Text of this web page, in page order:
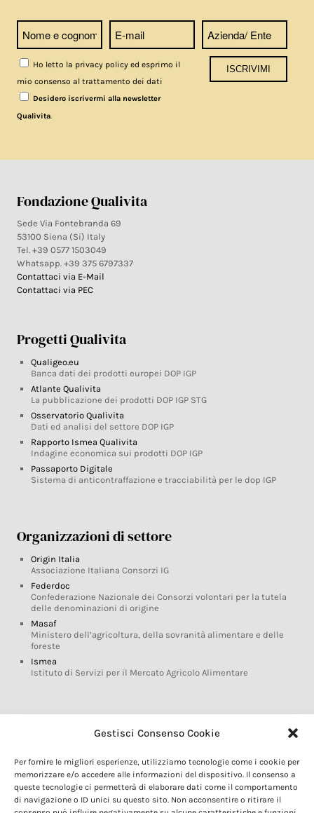
Gestisci Consenso Cookie
Per fornire le migliori esperienze, utilizziamo tecnologie come i cookie per
memorizzare e/o accedere alle informazioni del dispositivo. Il consenso a
queste tecnologie ci permetterà di elaborare dati come il comportamento
di navigazione o ID unici su questo sito. Non acconsentire o ritirare il
Ho letto la privacy policy ed esprimo il
mio consenso al trattamento dei dati
Desidero iscrivermi alla newsletter
Qualivita.
Fondazione Qualivita
Sede Via Fontebranda 69
53100 Siena (Si) Italy
Tel. +39 0577 1503049
Whatsapp. +39 375 6797337
Contattaci via E-Mail
Contattaci via PEC
Progetti Qualivita
Qualigeo.eu
Banca dati dei prodotti europei DOP IGP
Atlante Qualivita
La pubblicazione dei prodotti DOP IGP STG
Osservatorio Qualivita
Dati ed analisi del settore DOP IGP
Rapporto Ismea Qualivita
Indagine economica sui prodotti DOP IGP
Passaporto Digitale
Sistema di anticontraffazione e tracciabilità per le dop IGP
Organizzazioni di settore
Origin Italia
Associazione Italiana Consorzi IG
Federdoc
Confederazione Nazionale dei Consorzi volontari per la tutela
delle denominazioni di origine
Masaf
Ministero dell’agricoltura, della sovranità alimentare e delle
foreste
Ismea
Istituto di Servizi per il Mercato Agricolo Alimentare
Glossario DOP IGP
Marchi DOP IGP
Normativa prodotti DOP IGP
Consorzi di Tutela